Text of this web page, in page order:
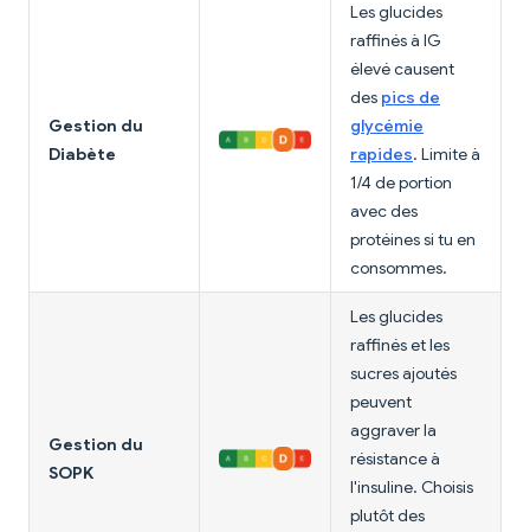
Gestion du
Diabète
Les glucides
raffinés à IG
élevé causent
des pics de
glycémie
rapides. Limite à
1/4 de portion
avec des
protéines si tu en
consommes.
Gestion du
SOPK
Les glucides
raffinés et les
sucres ajoutés
peuvent
aggraver la
résistance à
l'insuline. Choisis
plutôt des